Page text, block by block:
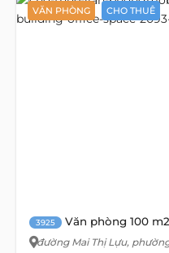
VĂN PHÒNG CHO THUÊ
3925 Văn phòng 100 m2
đường Mai Thị Lựu,